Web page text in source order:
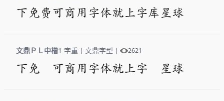
下免费可商用字体就上字库星球
文鼎ＰＬ中楷1 字重 丨 文鼎字型 丨 2621
下免 可商用字体就上字 星球